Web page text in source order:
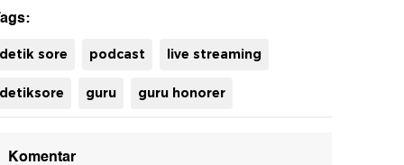
non-ASN dilaksanakan sampai dengan tanggal
31 Desember 2026.
Di tengah kegelisahan para guru ini, bagaimana
sikap DPR? Simak diskusinya dalam detikSore
bersama Wakil Komisi X DPR RI, Lalu Hadrian Irfani.
detik sore podcast live streaming
detiksore guru guru honorer